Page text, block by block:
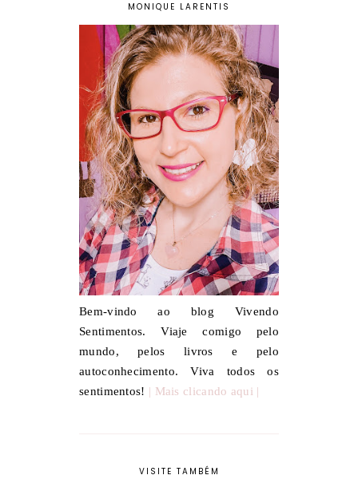
MONIQUE LARENTIS
Bem-vindo ao blog Vivendo
Sentimentos. Viaje comigo pelo
mundo, pelos livros e pelo
autoconhecimento. Viva todos os
sentimentos! | Mais clicando aqui |
VISITE TAMBÉM